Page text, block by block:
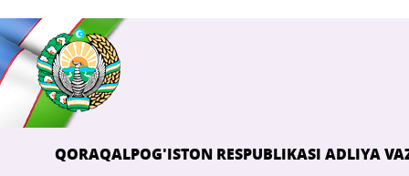
QORAQALPOG'ISTON RESPUBLIKASI ADLIYA